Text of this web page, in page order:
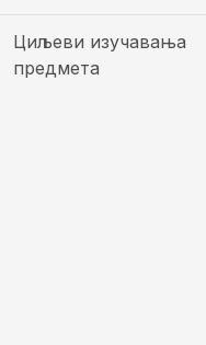
Циљеви изучавања
предмета